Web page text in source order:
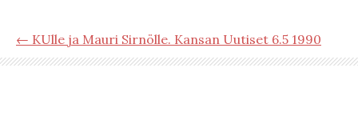
← KUlle ja Mauri Sirnölle. Kansan Uutiset 6.5 1990